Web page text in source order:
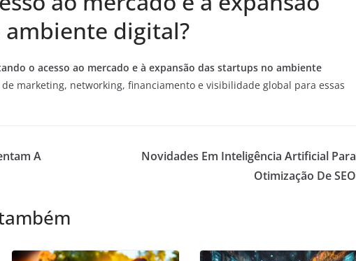
digital?
o acesso ao mercado e à expansão das startups no ambiente
marketing, networking, financiamento e visibilidade global para essas
A
Novidades Em Inteligência Artificial Para
Otimização De SEO